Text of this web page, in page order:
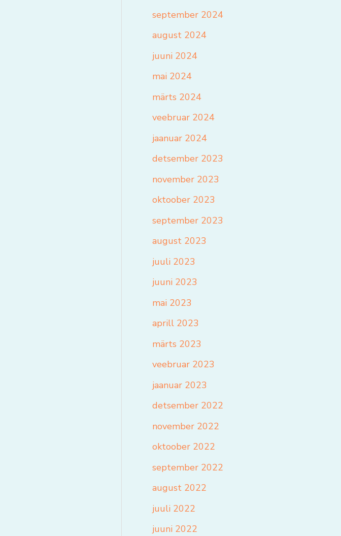
september 2024
august 2024
juuni 2024
mai 2024
märts 2024
veebruar 2024
jaanuar 2024
detsember 2023
november 2023
oktoober 2023
september 2023
august 2023
juuli 2023
juuni 2023
mai 2023
aprill 2023
märts 2023
veebruar 2023
jaanuar 2023
detsember 2022
november 2022
oktoober 2022
september 2022
august 2022
juuli 2022
juuni 2022